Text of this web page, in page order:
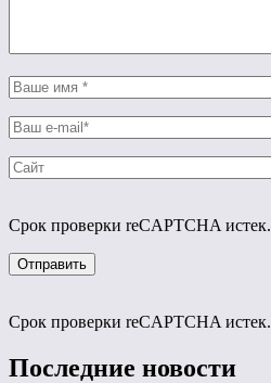
Срок проверки reCAPTCHA истек.
Срок проверки reCAPTCHA истек.
Последние новости